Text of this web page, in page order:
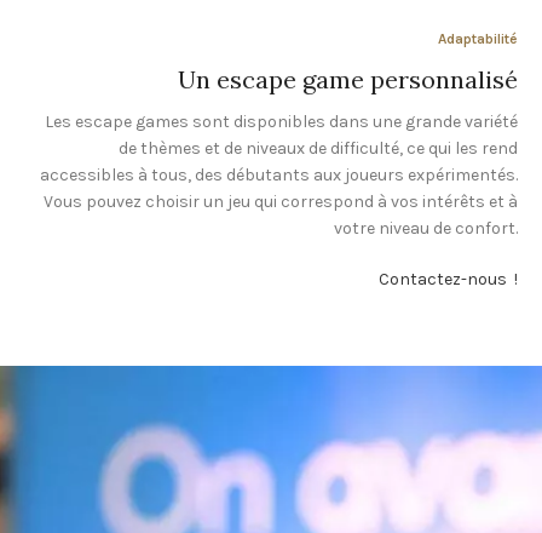
Adaptabilité
Un escape game personnalisé
Les escape games sont disponibles dans une grande variété
de thèmes et de niveaux de difficulté, ce qui les rend
accessibles à tous, des débutants aux joueurs expérimentés.
Vous pouvez choisir un jeu qui correspond à vos intérêts et à
votre niveau de confort.
Contactez-nous !